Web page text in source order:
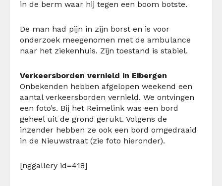
in de berm waar hij tegen een boom botste.
De man had pijn in zijn borst en is voor
onderzoek meegenomen met de ambulance
naar het ziekenhuis. Zijn toestand is stabiel.
Verkeersborden vernield in Eibergen
Onbekenden hebben afgelopen weekend een
aantal verkeersborden vernield. We ontvingen
een foto’s. Bij het Reimelink was een bord
geheel uit de grond gerukt. Volgens de
inzender hebben ze ook een bord omgedraaid
in de Nieuwstraat (zie foto hieronder).
[nggallery id=418]